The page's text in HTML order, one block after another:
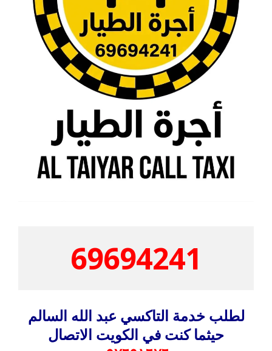
69694241
لطلب خدمة التاكسي عبد الله السالم
حيثما كنت في الكويت الاتصال